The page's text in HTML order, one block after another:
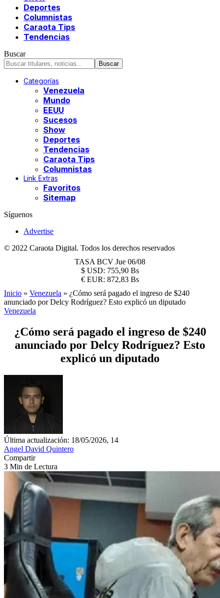
Deportes
Columnistas
Caraota Tips
Tendencias
Buscar
Categorías
Venezuela
Mundo
EEUU
Sucesos
Show
Deportes
Tendencias
Caraota Tips
Columnistas
Link Extras
Favoritos
Sitemap
Síguenos
Advertise
© 2022 Caraota Digital. Todos los derechos reservados
TASA BCV Jue 06/08
$ USD: 755,90 Bs
€ EUR: 872,83 Bs
Inicio » Venezuela » ¿Cómo será pagado el ingreso de $240
anunciado por Delcy Rodríguez? Esto explicó un diputado
Venezuela
¿Cómo será pagado el ingreso de $240
anunciado por Delcy Rodríguez? Esto
explicó un diputado
Última actualización: 18/05/2026, 14
Angel David Quintero
Compartir
3 Min de Lectura